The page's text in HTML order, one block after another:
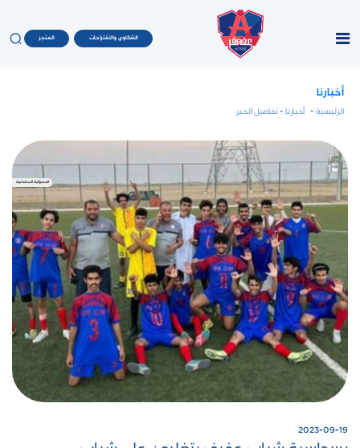
الشكاوى والاقتراحات المتجر
أخبارنا
الرئيسية - أخبارنا - تفاصيل الخبر
المسؤلية الاجتماعية
2023-09-19